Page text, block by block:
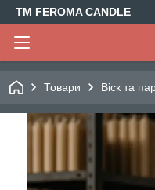
TM FEROMA CANDLE
Товари Віск та